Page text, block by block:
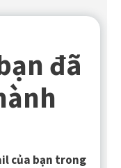
đã
của bạn trong